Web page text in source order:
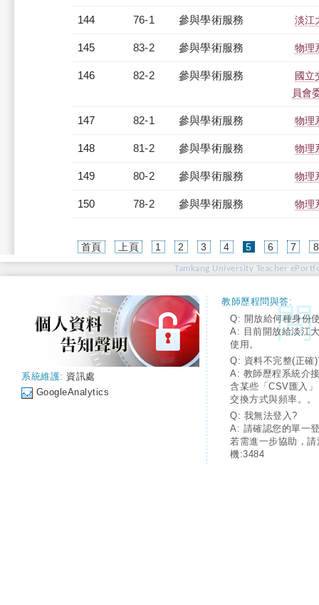
144 76-1 參與學術服務 淡江
145 83-2 參與學術服務 物理
146 82-2 參與學術服務
國立
員會
147 82-1 參與學術服務 物理
148 81-2 參與學術服務 物理
149 80-2 參與學術服務 物理
150 78-2 參與學術服務 物理
首頁 上頁 1 2 3 4 5(current)
6 7 8
Tamkang University Teacher
系統維護: 資訊處
GoogleAnalytics
教師歷程問與答:
Q: 開放給何種身份
A: 目前開放給淡江
使用。
Q: 資料不完整(正確
A: 教師歷程系統介
含某些「CSV匯入
交換方式與頻率。。
Q: 我無法登入?
A: 請確認您的單一
若需進一步協助，
機:3484